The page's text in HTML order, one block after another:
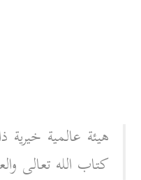
هيئة عالمية
كتاب الله تعالى